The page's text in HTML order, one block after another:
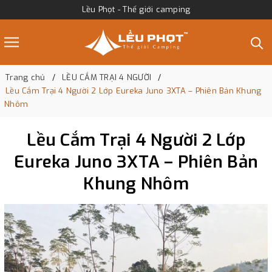
Lều Phọt - Thế giới camping
Trang chủ
LỀU CẮM TRẠI 4 NGƯỜI
Lều Cắm Trại 4 Người 2 Lớp Eureka Juno 3XTA – Phiên Bản Khung
Nhôm
Lều Cắm Trại 4 Người 2 Lớp
Eureka Juno 3XTA – Phiên Bản
Khung Nhôm